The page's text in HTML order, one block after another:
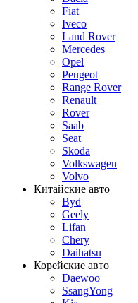
Fiat
Iveco
Land Rover
Mercedes
Opel
Peugeot
Range Rover
Renault
Rover
Saab
Seat
Skoda
Volkswagen
Volvo
Китайские авто
Byd
Geely
Lifan
Chery
Daihatsu
Корейские авто
Daewoo
SsangYong